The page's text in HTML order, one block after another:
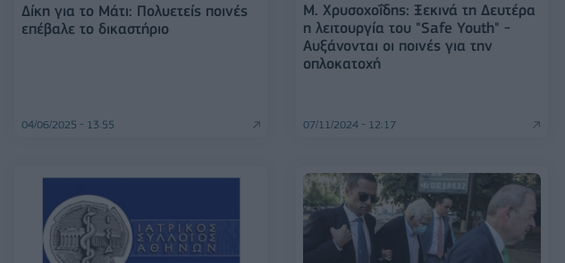
Δίκη για το Μάτι: Πολυετείς ποινές
επέβαλε το δικαστήριο
04/06/2025 - 13:55
Μ. Χρυσοχοΐδης: Ξεκινά τη Δευτέρα
η λειτουργία του "Safe Youth" -
Αυξάνονται οι ποινές για την
οπλοκατοχή
07/11/2024 - 12:17